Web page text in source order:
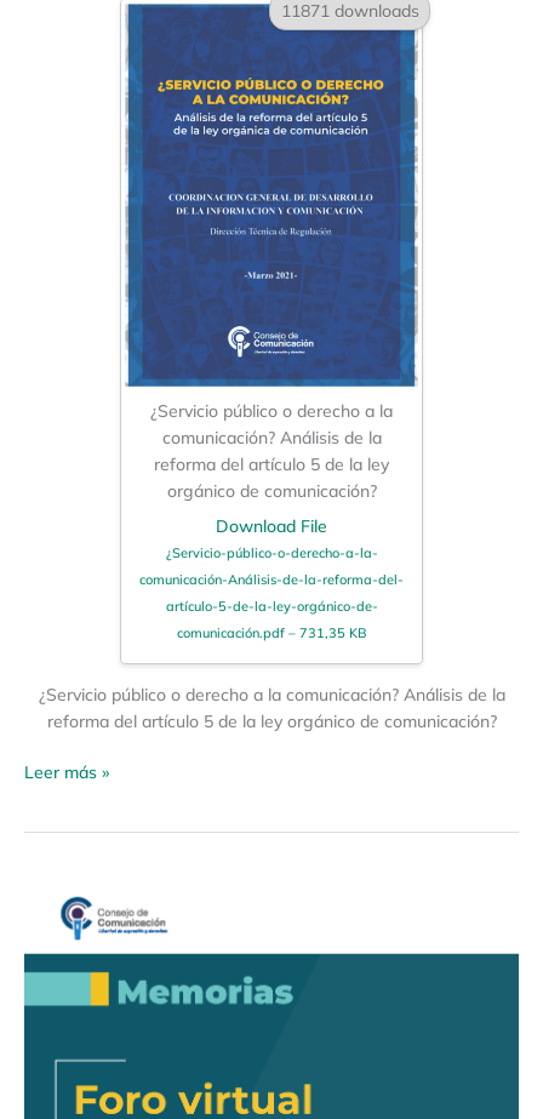
11871 downloads
¿Servicio público o derecho a la
comunicación? Análisis de la
reforma del artículo 5 de la ley
orgánico de comunicación?
Download File
¿Servicio-público-o-derecho-a-la-
comunicación-Análisis-de-la-reforma-del-
artículo-5-de-la-ley-orgánico-de-
comunicación.pdf – 731,35 KB
¿Servicio público o derecho a la comunicación? Análisis de la
reforma del artículo 5 de la ley orgánico de comunicación?
Leer más »
virtual:
«Violencia